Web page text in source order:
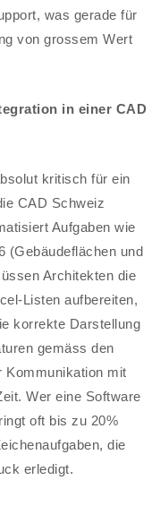
was gerade für
von grossem Wert
in einer CAD
kritisch für ein
CAD Schweiz
Aufgaben wie
(Gebäudeflächen und
Architekten die
Listen aufbereiten,
korrekte Darstellung
gemäss den
Kommunikation mit
Wer eine Software
oft bis zu 20%
die
erledigt.